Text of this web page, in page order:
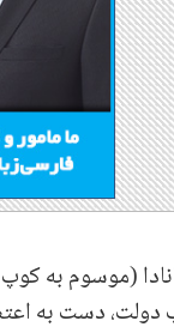
(موسوم به کوپ